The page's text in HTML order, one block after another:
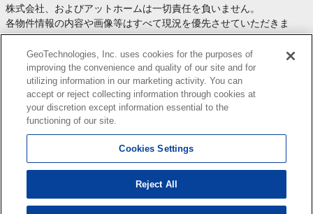
株式会社、およびアットホームは一切責任を負いません。
各物件情報の内容や画像等はすべて現況を優先させていただきま
す。
お取引等（お取引の準備、資金調達等を含みます）の際には、内容
や契約条件等について、 各情報提供元より十分な説明を受け、ご自
身でご確認の上、判断してください。
このコーナーへの物件情報のご掲載、その他不動産業務ソリューシ
ョン等についての不動産会社様のお問合せはこちら
します。
Copyright(c) At Home Co.,Ltd. このサイトに掲載している情報の無断転載を禁止します。著作権
はアットホーム（株）またはその情報提供者に帰属します。
GeoTechnologies, Inc. uses cookies for the purposes of
improving the convenience and quality of our site and for
utilizing information in our marketing activity. You can
accept or reject collecting information through cookies at
your discretion except information essential to the
functioning of our site.
Cookies Settings
Reject All